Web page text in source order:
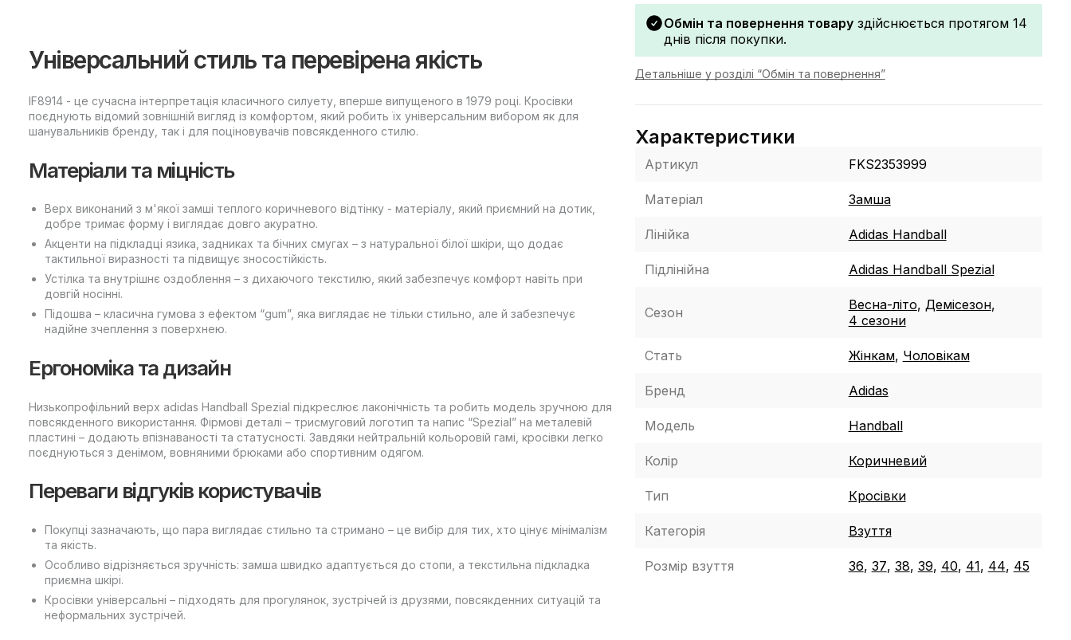
Універсальний стиль та перевірена якість
IF8914 - це сучасна інтерпретація класичного силуету, вперше випущеного в 1979 році. Кросівки
поєднують відомий зовнішній вигляд із комфортом, який робить їх універсальним вибором як для
шанувальників бренду, так і для поціновувачів повсякденного стилю.
Матеріали та міцність
Верх виконаний з м'якої замші теплого коричневого відтінку - матеріалу, який приємний на дотик,
добре тримає форму і виглядає довго акуратно.
Акценти на підкладці язика, задниках та бічних смугах – з натуральної білої шкіри, що додає
тактильної виразності та підвищує зносостійкість.
Устілка та внутрішнє оздоблення – з дихаючого текстилю, який забезпечує комфорт навіть при
довгій носінні.
Підошва – класична гумова з ефектом “gum”, яка виглядає не тільки стильно, але й забезпечує
надійне зчеплення з поверхнею.
Ергономіка та дизайн
Низькопрофільний верх adidas Handball Spezial підкреслює лаконічність та робить модель зручною для
повсякденного використання. Фірмові деталі – трисмуговий логотип та напис “Spezial” на металевій
пластині – додають впізнаваності та статусності. Завдяки нейтральній кольоровій гамі, кросівки легко
поєднуються з денімом, вовняними брюками або спортивним одягом.
Переваги відгуків користувачів
Покупці зазначають, що пара виглядає стильно та стримано – це вибір для тих, хто цінує мінімалізм
та якість.
Особливо відрізняється зручність: замша швидко адаптується до стопи, а текстильна підкладка
приємна шкірі.
Кросівки універсальні – підходять для прогулянок, зустрічей із друзями, повсякденних ситуацій та
неформальних зустрічей.
Обмін та повернення товаруздійснюється протягом 14
днів після покупки.
Детальніше у розділі “Обмін та повернення”
Характеристики
Артикул FKS2353999
Матеріал Замша
Лінійка Adidas Handball
Підлінійна Adidas Handball Spezial
Сезон Весна-літо, Демісезон,
4 сезони
Стать Жінкам, Чоловікам
Бренд Adidas
Модель Handball
Колір Коричневий
Тип Кросівки
Категорія Взуття
Розмір взуття 36, 37, 38, 39, 40, 41, 44, 45